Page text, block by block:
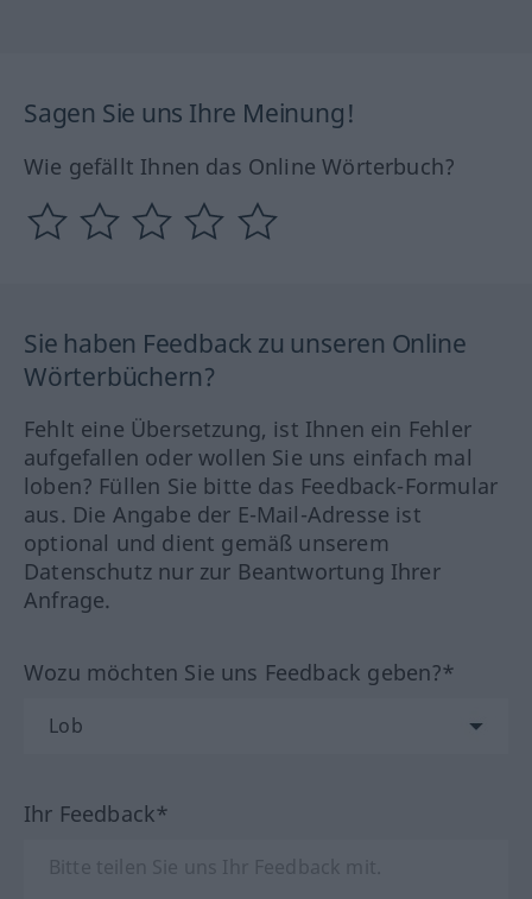
Sagen Sie uns Ihre Meinung!
Wie gefällt Ihnen das Online Wörterbuch?
Sie haben Feedback zu unseren Online
Wörterbüchern?
Fehlt eine Übersetzung, ist Ihnen ein Fehler
aufgefallen oder wollen Sie uns einfach mal
loben? Füllen Sie bitte das Feedback-Formular
aus. Die Angabe der E-Mail-Adresse ist
optional und dient gemäß unserem
Datenschutz nur zur Beantwortung Ihrer
Anfrage.
Wozu möchten Sie uns Feedback geben?*
Ihr Feedback*